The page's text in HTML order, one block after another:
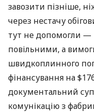
завозити пізніше,
через нестачу
тут не допомогли —
повільними, а
швидкоплинного
фінансування на
документальний
комунікацію з